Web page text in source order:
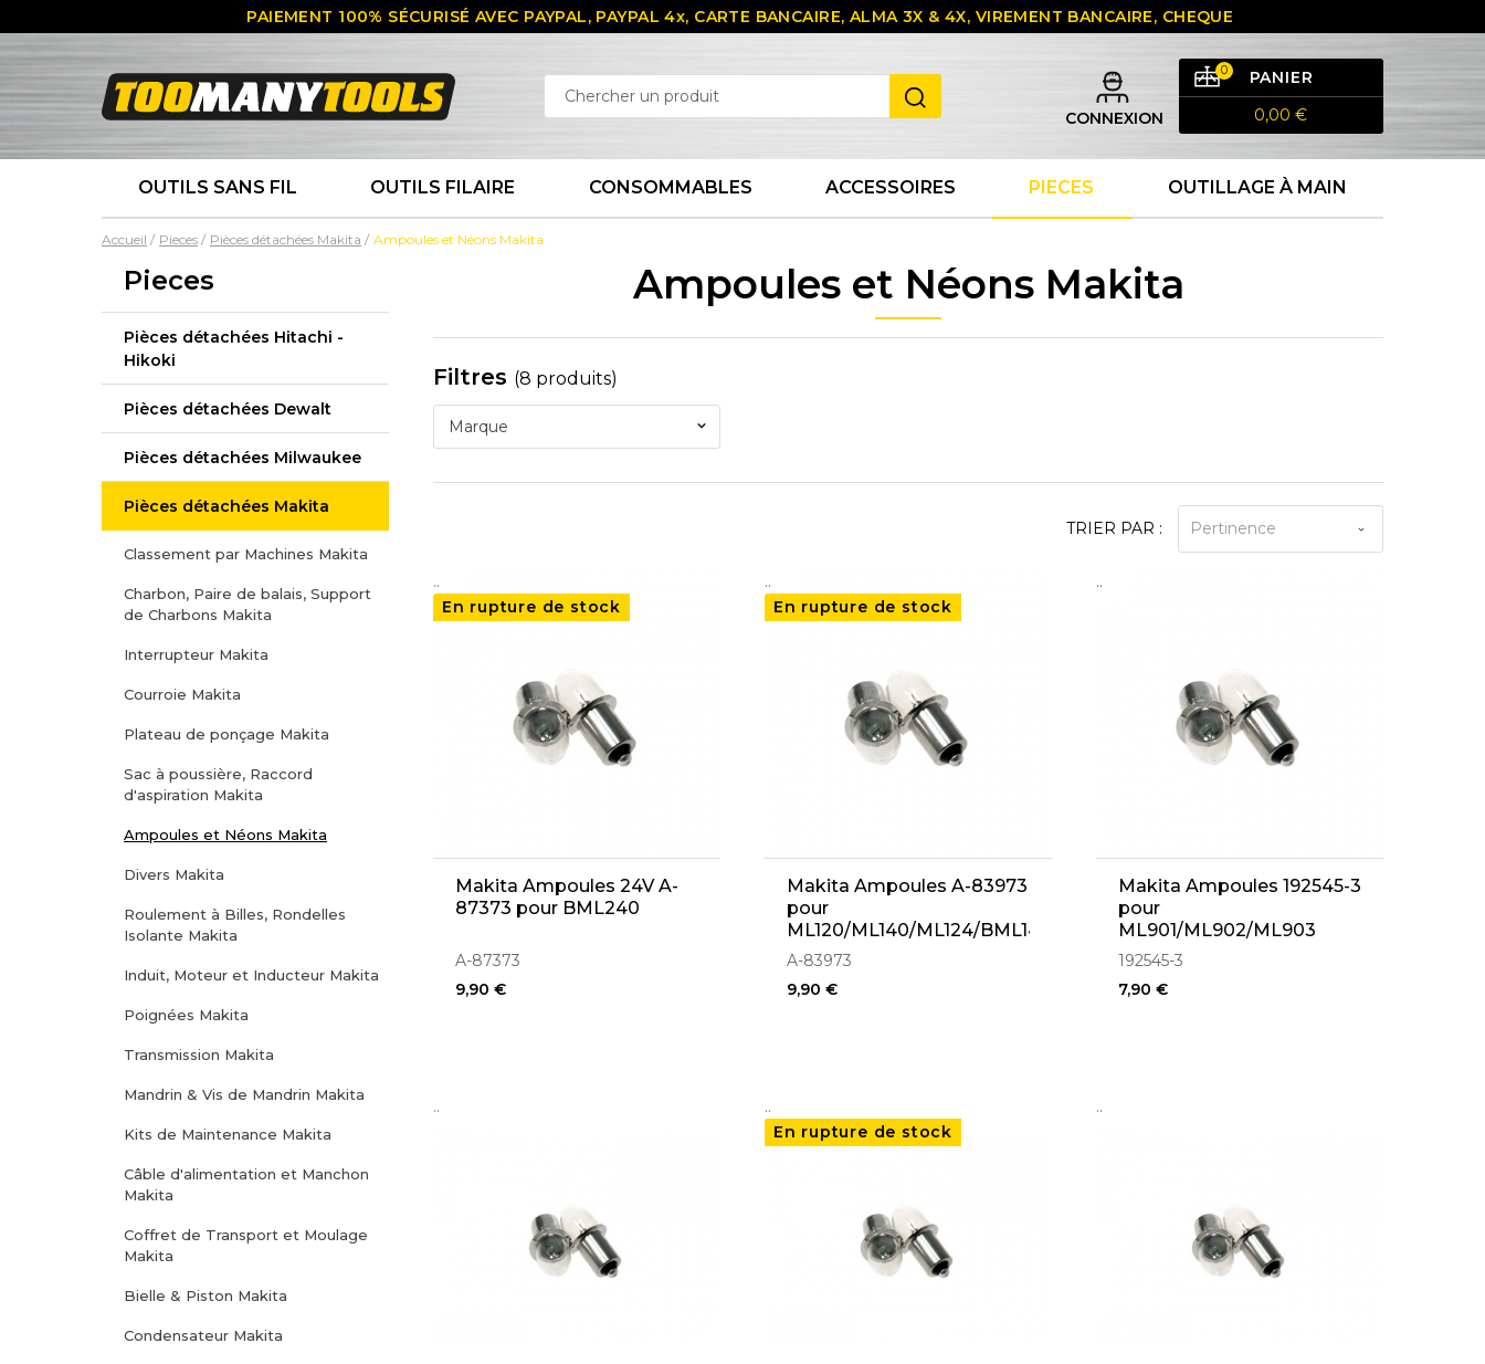
PAIEMENT 100% SÉCURISÉ AVEC PAYPAL, PAYPAL 4x, CARTE BANCAIRE, ALMA 3X & 4X, VIREMENT BANCAIRE, CHEQUE
CONNEXION
PANIER
0
0,00 €
OUTILS SANS FIL OUTILS FILAIRE CONSOMMABLES ACCESSOIRES PIECES OUTILLAGE À MAIN
Accueil Pieces Pièces détachées Makita Ampoules et Néons Makita
Pieces
Pièces détachées Hitachi -
Hikoki
Pièces détachées Dewalt
Pièces détachées Milwaukee
Pièces détachées Makita
Classement par Machines Makita
Charbon, Paire de balais, Support
de Charbons Makita
Interrupteur Makita
Courroie Makita
Plateau de ponçage Makita
Sac à poussière, Raccord
d'aspiration Makita
Ampoules et Néons Makita
Divers Makita
Roulement à Billes, Rondelles
Isolante Makita
Induit, Moteur et Inducteur Makita
Poignées Makita
Transmission Makita
Mandrin & Vis de Mandrin Makita
Kits de Maintenance Makita
Câble d'alimentation et Manchon
Makita
Coffret de Transport et Moulage
Makita
Bielle & Piston Makita
Condensateur Makita
Ampoules et Néons Makita
Filtres (8 produits)
Marque
TRIER PAR : Pertinence
..
En rupture de stock
Makita Ampoules 24V A-
87373 pour BML240
A-87373
9,90 €
..
En rupture de stock
Makita Ampoules A-83973
pour
ML120/ML140/ML124/BML145
A-83973
9,90 €
..
Makita Ampoules 192545-3
pour
ML901/ML902/ML903
192545-3
7,90 €
..
..
En rupture de stock
..